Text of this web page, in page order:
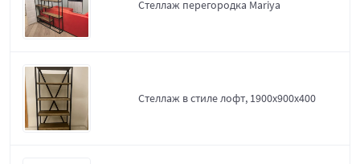
Стеллаж перегородка Mariya
Стеллаж в стиле лофт, 1900х900х400